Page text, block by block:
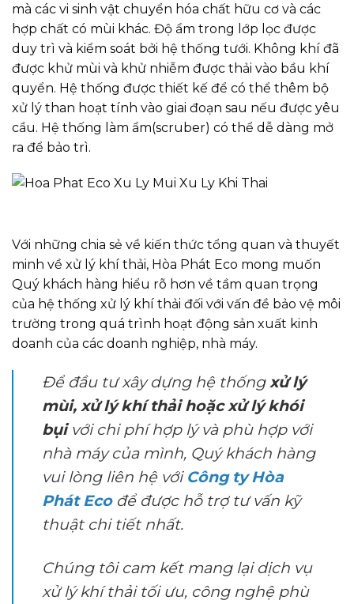
mà các vi sinh vật chuyển hóa chất hữu cơ và các
hợp chất có mùi khác. Độ ẩm trong lớp lọc được
duy trì và kiểm soát bởi hệ thống tưới. Không khí đã
được khử mùi và khử nhiễm được thải vào bầu khí
quyển. Hệ thống được thiết kế để có thể thêm bộ
xử lý than hoạt tính vào giai đoạn sau nếu được yêu
cầu. Hệ thống làm ẩm(scruber) có thể dễ dàng mở
ra để bảo trì.
Với những chia sẻ về kiến thức tổng quan và thuyết
minh về xử lý khí thải, Hòa Phát Eco mong muốn
Quý khách hàng hiểu rõ hơn về tầm quan trọng
của hệ thống xử lý khí thải đối với vấn đề bảo vệ môi
trường trong quá trình hoạt động sản xuất kinh
doanh của các doanh nghiệp, nhà máy.
Để đầu tư xây dựng hệ thốngxử lý
mùi, xử lý khí thải hoặc xử lý khói
bụivới chi phí hợp lý và phù hợp với
nhà máy của mình, Quý khách hàng
vui lòng liên hệ với Công ty Hòa
Phát Ecođể được hỗ trợ tư vấn kỹ
thuật chi tiết nhất.
Chúng tôi cam kết mang lại dịch vụ
xử lý khí thải tối ưu, công nghệ phù